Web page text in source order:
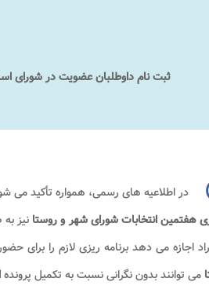
ثبت نام داوطلبان عضویت در شورای اسلامی روستا از 24 بهمن ماه 1404 آغاز شده و
در اطلاعیه های رسمی، همواره تأکید می
هفتمین انتخابات شورای شهر و روستا نیز
اجازه می دهد برنامه ریزی لازم را برای
می توانند بدون نگرانی نسبت به تکمیل پرونده